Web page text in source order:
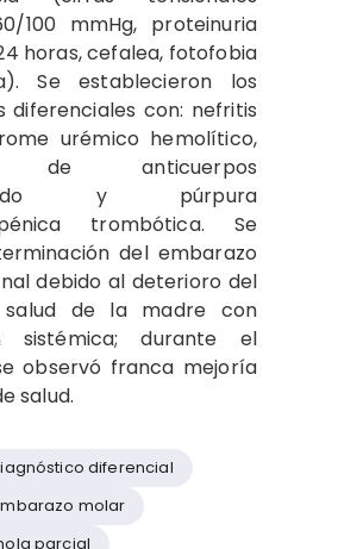
100 mmHg, proteinuria
horas, cefalea, fotofobia
Se establecieron los
diferenciales con: nefritis
urémico hemolítico,
de anticuerpos
y púrpura
trombótica. Se
del embarazo
debido al deterioro del
de la madre con
sistémica; durante el
observó franca mejoría
salud.
diferencial
molar
parcial